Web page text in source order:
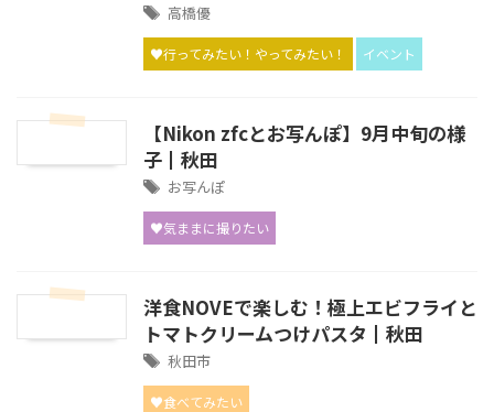
高橋優
♥行ってみたい！やってみたい！ イベント
【Nikon zfcとお写んぽ】9月中旬の様
子┃秋田
お写んぽ
♥気ままに撮りたい
洋食NOVEで楽しむ！極上エビフライと
トマトクリームつけパスタ┃秋田
秋田市
♥食べてみたい